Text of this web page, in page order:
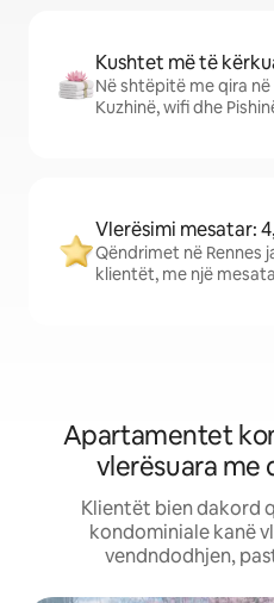
Kushtet më të
Në shtëpitë me qira
Kuzhinë, wifi dhe
Vlerësimi mesatar:
Qëndrimet në Rennes
klientët, me një
Apartamentet
vlerësuara me
Klientët bien dakord
kondominiale kanë
vendndodhjen,